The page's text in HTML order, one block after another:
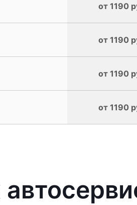
от 1190
от 1190
от 1190
от 1190